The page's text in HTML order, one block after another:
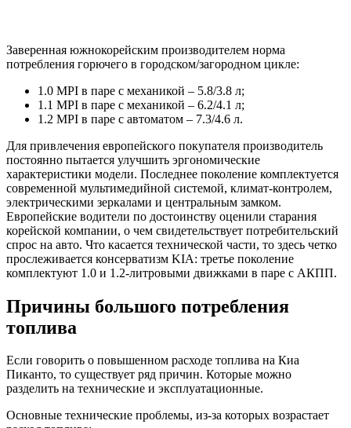
Заверенная южнокорейским производителем норма
потребления горючего в городском/загородном цикле:
1.0 MPI в паре с механикой – 5.8/3.8 л;
1.1 MPI в паре с механикой – 6.2/4.1 л;
1.2 MPI в паре с автоматом – 7.3/4.6 л.
Для привлечения европейского покупателя производитель
постоянно пытается улучшить эргономические
характеристики модели. Последнее поколение комплектуется
современной мультимедийной системой, климат-контролем,
электрическими зеркалами и центральным замком.
Европейские водители по достоинству оценили старания
корейской компании, о чем свидетельствует потребительский
спрос на авто. Что касается технической части, то здесь четко
прослеживается консерватизм KIA: третье поколение
комплектуют 1.0 и 1.2-литровыми движками в паре с АКПП.
Причины большого потребления
топлива
Если говорить о повышенном расходе топлива на Киа
Пиканто, то существует ряд причин. Которые можно
разделить на технические и эксплуатационные.
Основные технические проблемы, из-за которых возрастает